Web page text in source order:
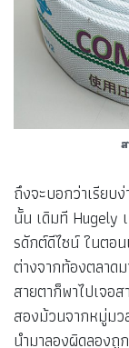
ถึงจะบอกว่าเรียบ
นั้น เดิมที Hugely
รดักต์ดีไซน์ ในตอ
ต่างจากท้องตลาด
สายตาก็พาไปเจอ
สองม้วนจากหมู่มว
นำมาลองผิดลองถู